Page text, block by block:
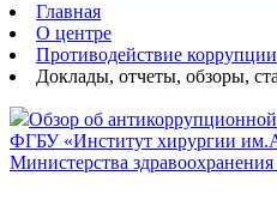
Главная
О центре
Противодействие коррупции
Доклады, отчеты, обзоры,
Обзор об антикоррупционной
ФГБУ «Институт хирургии
Министерства